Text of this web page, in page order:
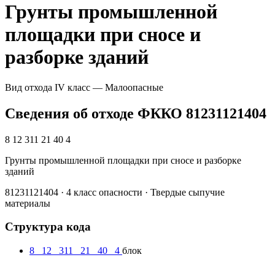
Грунты промышленной
площадки при сносе и
разборке зданий
Вид отхода IV класс — Малоопасные
Сведения об отходе ФККО 81231121404
8 12 311 21 40 4
Грунты промышленной площадки при сносе и разборке
зданий
81231121404 · 4 класс опасности · Твердые сыпучие
материалы
Структура кода
8 12 311 21 40 4 блок